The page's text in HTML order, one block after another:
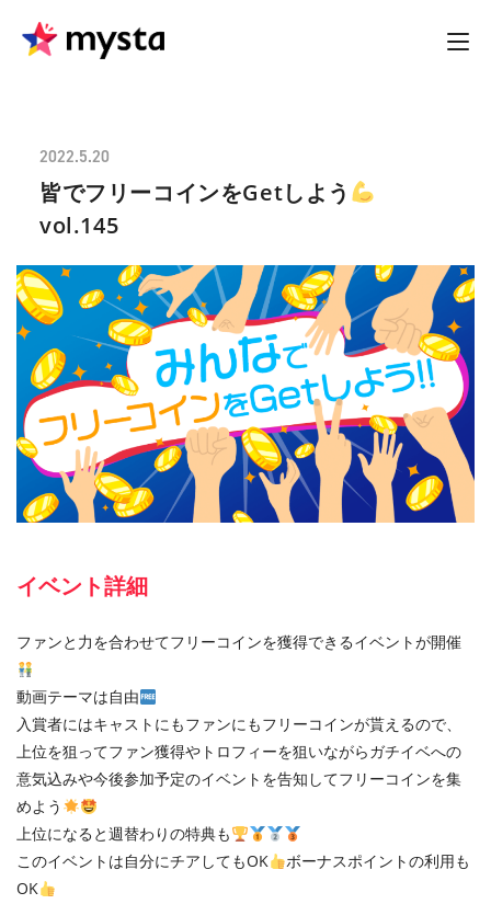
2022.5.20
皆でフリーコインをGetしよう
vol.145
イベント詳細
ファンと力を合わせてフリーコインを獲得できるイベントが開催
動画テーマは自由
入賞者にはキャストにもファンにもフリーコインが貰えるので、
上位を狙ってファン獲得やトロフィーを狙いながらガチイベへの
意気込みや今後参加予定のイベントを告知してフリーコインを集
めよう
上位になると週替わりの特典も
このイベントは自分にチアしてもOK
ボーナスポイントの利用も
OK